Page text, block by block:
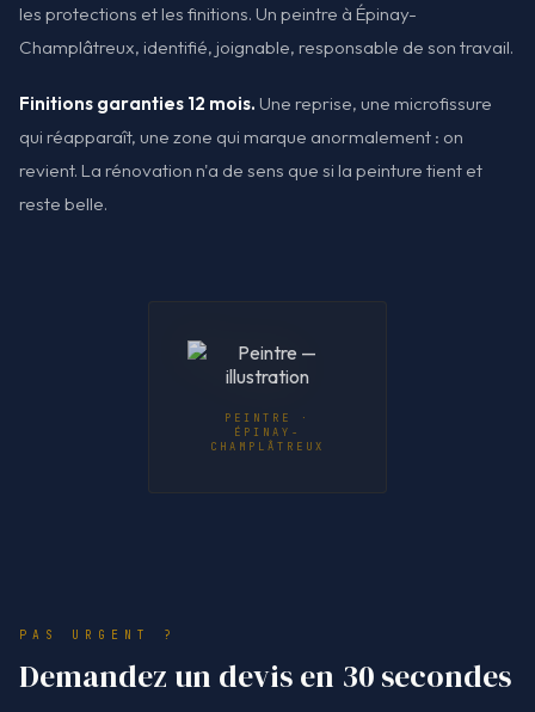
les protections et les finitions. Un peintre à Épinay-
Champlâtreux, identifié, joignable, responsable de son travail.
Finitions garanties 12 mois. Une reprise, une microfissure
qui réapparaît, une zone qui marque anormalement : on
revient. La rénovation n'a de sens que si la peinture tient et
reste belle.
PEINTRE ·
ÉPINAY-
CHAMPLÂTREUX
PAS URGENT ?
Demandez un devis en 30 secondes